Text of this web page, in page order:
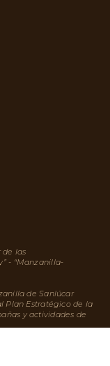
de las
- “Manzanilla-
de Sanlúcar
Plan Estratégico de la
y actividades de